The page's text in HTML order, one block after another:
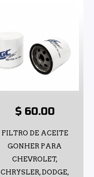
$ 60.00
FILTRO DE ACEITE
GONHER PARA
CHEVROLET,
CHRYSLER, DODGE,